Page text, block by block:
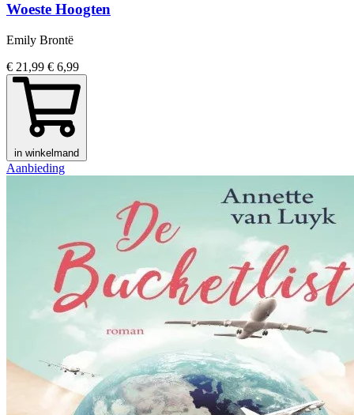
Woeste Hoogten
Emily Brontë
€ 21,99 € 6,99
in winkelmand
Aanbieding